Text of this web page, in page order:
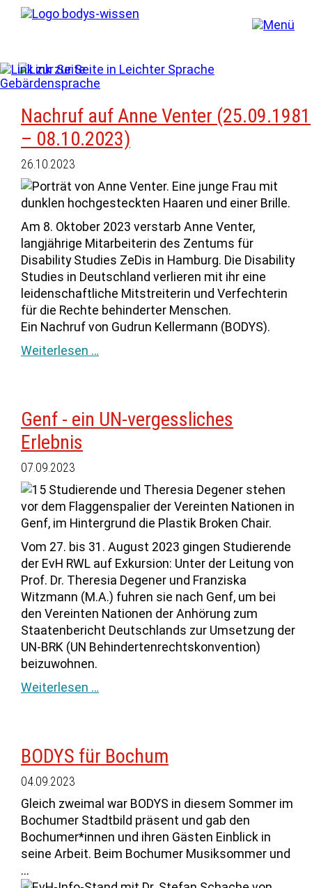
Nachruf auf Anne Venter (25.09.1981
– 08.10.2023)
26.10.2023
Am 8. Oktober 2023 verstarb Anne Venter,
langjährige Mitarbeiterin des Zentums für
Disability Studies ZeDis in Hamburg. Die Disability
Studies in Deutschland verlieren mit ihr eine
leidenschaftliche Mitstreiterin und Verfechterin
für die Rechte behinderter Menschen.
Ein Nachruf von Gudrun Kellermann (BODYS).
Weiterlesen …
Genf - ein UN-vergessliches
Erlebnis
07.09.2023
Vom 27. bis 31. August 2023 gingen Studierende
der EvH RWL auf Exkursion: Unter der Leitung von
Prof. Dr. Theresia Degener und Franziska
Witzmann (M.A.) fuhren sie nach Genf, um bei
den Vereinten Nationen der Anhörung zum
Staatenbericht Deutschlands zur Umsetzung der
UN-BRK (UN Behindertenrechtskonvention)
beizuwohnen.
Weiterlesen …
BODYS für Bochum
04.09.2023
Gleich zweimal war BODYS in diesem Sommer im
Bochumer Stadtbild präsent und gab den
Bochumer*innen und ihren Gästen Einblick in
seine Arbeit. Beim Bochumer Musiksommer und
...